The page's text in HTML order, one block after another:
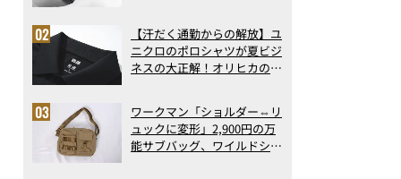
ト3】（2026年6月版）
【汗だく通勤からの解放】ユ
ニクロのポロシャツが夏ビジ
ネスの大正解！オリヒカの透
アの実力
ワークマン「ショルダー⇔リ
ュックに変形」2,900円の万
能サブバッグ、ワイルドシン